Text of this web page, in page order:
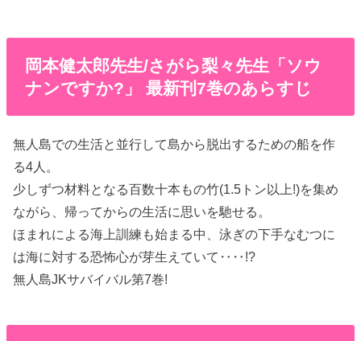
岡本健太郎先生/さがら梨々先生「ソウ
ナンですか?」 最新刊7巻のあらすじ
無人島での生活と並行して島から脱出するための船を作
る4人。
少しずつ材料となる百数十本もの竹(1.5トン以上!)を集め
ながら、帰ってからの生活に思いを馳せる。
ほまれによる海上訓練も始まる中、泳ぎの下手なむつに
は海に対する恐怖心が芽生えていて‥‥!?
無人島JKサバイバル第7巻!